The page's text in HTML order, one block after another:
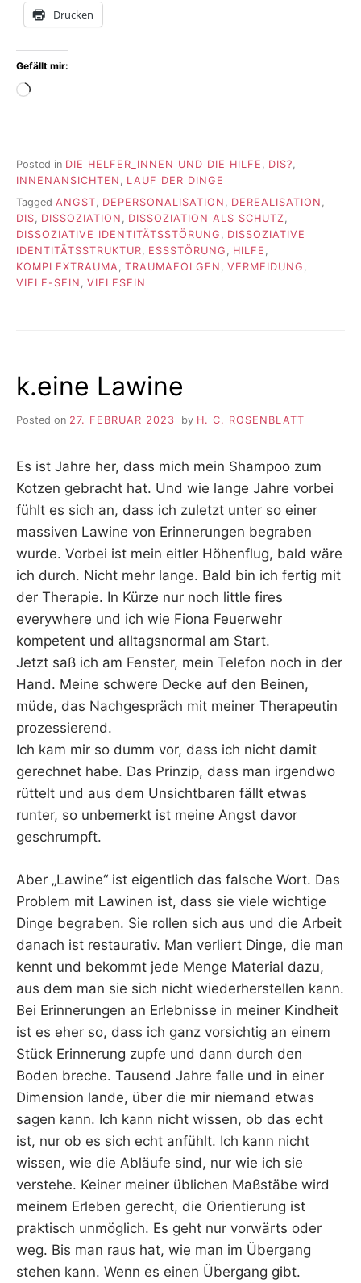
Drucken
Gefällt mir:
Wird
Posted in DIE HELFER_INNEN UND DIE HILFE , DIS?,
INNENANSICHTEN , LAUF DER DINGE
Tagged ANGST DEPERSONALISATION DEREALISATION
DIS
DISSOZIATION DISSOZIATION ALS SCHUTZ
DISSOZIATIVE IDENTITÄTSSTÖRUNG
DISSOZIATIVE
IDENTITÄTSSTRUKTUR
ESSSTÖRUNG HILFE
KOMPLEXTRAUMA
TRAUMAFOLGEN VERMEIDUNG
VIELE-SEIN
VIELESEIN
k.eine Lawine
Posted on 27. FEBRUAR 2023 by H. C. ROSENBLATT
Es ist Jahre her, dass mich mein Shampoo zum
Kotzen gebracht hat. Und wie lange Jahre vorbei
fühlt es sich an, dass ich zuletzt unter so einer
massiven Lawine von Erinnerungen begraben
wurde. Vorbei ist mein eitler Höhenflug, bald wäre
ich durch. Nicht mehr lange. Bald bin ich fertig mit
der Therapie. In Kürze nur noch little fires
everywhere und ich wie Fiona Feuerwehr
kompetent und alltagsnormal am Start.
Jetzt saß ich am Fenster, mein Telefon noch in der
Hand. Meine schwere Decke auf den Beinen,
müde, das Nachgespräch mit meiner Therapeutin
prozessierend.
Ich kam mir so dumm vor, dass ich nicht damit
gerechnet habe. Das Prinzip, dass man irgendwo
rüttelt und aus dem Unsichtbaren fällt etwas
runter, so unbemerkt ist meine Angst davor
geschrumpft.
Aber „Lawine“ ist eigentlich das falsche Wort. Das
Problem mit Lawinen ist, dass sie viele wichtige
Dinge begraben. Sie rollen sich aus und die Arbeit
danach ist restaurativ. Man verliert Dinge, die man
kennt und bekommt jede Menge Material dazu,
aus dem man sie sich nicht wiederherstellen kann.
Bei Erinnerungen an Erlebnisse in meiner Kindheit
ist es eher so, dass ich ganz vorsichtig an einem
Stück Erinnerung zupfe und dann durch den
Boden breche. Tausend Jahre falle und in einer
Dimension lande, über die mir niemand etwas
sagen kann. Ich kann nicht wissen, ob das echt
ist, nur ob es sich echt anfühlt. Ich kann nicht
wissen, wie die Abläufe sind, nur wie ich sie
verstehe. Keiner meiner üblichen Maßstäbe wird
meinem Erleben gerecht, die Orientierung ist
praktisch unmöglich. Es geht nur vorwärts oder
weg. Bis man raus hat, wie man im Übergang
stehen kann. Wenn es einen Übergang gibt.